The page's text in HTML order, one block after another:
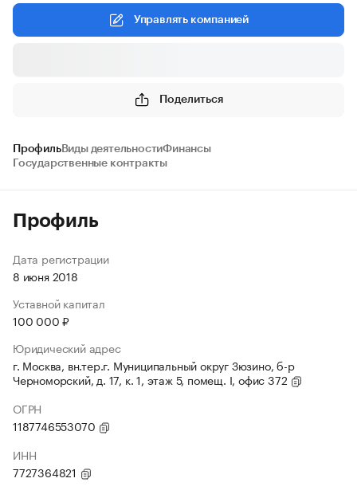
Управлять компанией
Поделиться
ПрофильВиды деятельностиФинансы
Государственные контракты
Профиль
Дата регистрации
8 июня 2018
Уставной капитал
100 000 ₽
Юридический адрес
г. Москва, вн.тер.г. Муниципальный округ Зюзино, б-р
Черноморский, д. 17, к. 1, этаж 5, помещ. I, офис 372
ОГРН
1187746553070
ИНН
7727364821